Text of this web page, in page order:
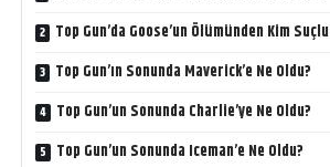
Top Gun’da Goose’un Ölümünden Kim Suçlu
Top Gun’ın Sonunda Maverick’e Ne Oldu?
Top Gun’un Sonunda Charlie’ye Ne Oldu?
Top Gun’un Sonunda Iceman’e Ne Oldu?